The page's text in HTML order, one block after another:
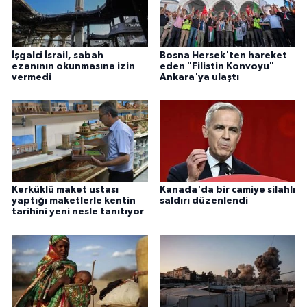
İşgalci İsrail, sabah
ezanının okunmasına izin
vermedi
Bosna Hersek'ten hareket
eden "Filistin Konvoyu"
Ankara'ya ulaştı
Kerküklü maket ustası
yaptığı maketlerle kentin
tarihini yeni nesle tanıtıyor
Kanada'da bir camiye silahlı
saldırı düzenlendi
Gümüşhane Müftülüğü
Hakkari Müftülüğü
Hatay Müftülüğü
Iğdır Müftülüğü
Isparta Müftülüğü
İstanbul Müftülüğü
Kahramanmaraş Müftülüğü
Karabük Müftülüğü